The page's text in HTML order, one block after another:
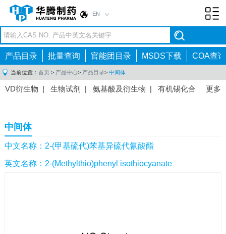
EN
产品目录 批量查询 官能团目录 MSDS下载 COA查询
当前位置： 首页 > 产品中心> 产品目录> 中间体
更多
VD衍生物 | 生物试剂 | 氨基酸及衍生物 | 有机锡化合
间体|
感染药物中间体
体 |抗精神病药物中间体 |抗炎药物中间体
药中间体|其他原料药中间体|
中间体
中文名称：2-(甲基硫代)苯基异硫代氰酸酯
英文名称：2-(Methylthio)phenyl isothiocyanate